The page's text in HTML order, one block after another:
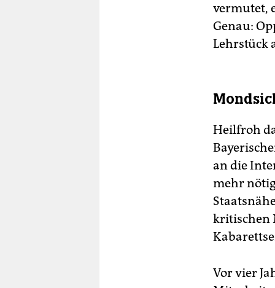
vermutet,
Genau:
Lehrstück
Heilfroh
an die
mehr
kritischen
Vor vier